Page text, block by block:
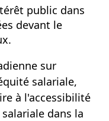
public dans
devant le
sur
salariale,
à l'accessibilité
dans la